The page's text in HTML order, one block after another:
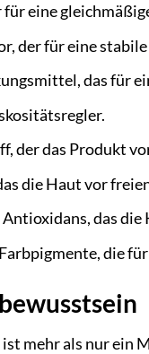
für eine
der für eine
das für
der das Produkt
die Haut vor
das
Farbpigmente, die
mehr als nur